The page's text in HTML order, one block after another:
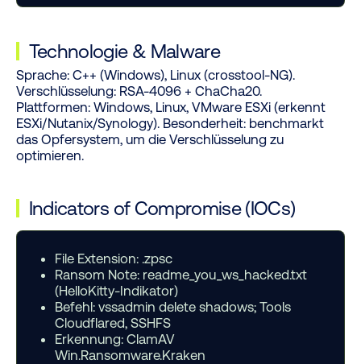
Technologie & Malware
Sprache:C++ (Windows), Linux (crosstool-NG).
Verschlüsselung:RSA-4096 + ChaCha20.
Plattformen:Windows, Linux, VMware ESXi (erkennt
ESXi/Nutanix/Synology). Besonderheit:benchmarkt
das Opfersystem, um die Verschlüsselung zu
optimieren.
Indicators of Compromise (IOCs)
File Extension:.zpsc
Ransom Note:readme_you_ws_hacked.txt
(HelloKitty-Indikator)
Befehl:vssadmin delete shadows; Tools
Cloudflared, SSHFS
Erkennung:ClamAV
Win.Ransomware.Kraken